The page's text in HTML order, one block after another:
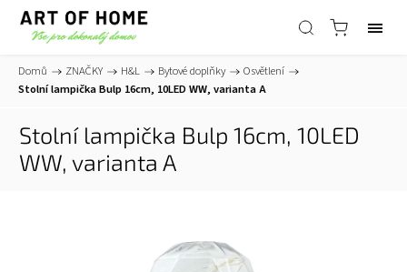
Domů / ZNAČKY / H&L / Bytové doplňky / Osvětlení /
Stolní lampička Bulp 16cm, 10LED WW, varianta A
Stolní lampička Bulp 16cm, 10LED
WW, varianta A